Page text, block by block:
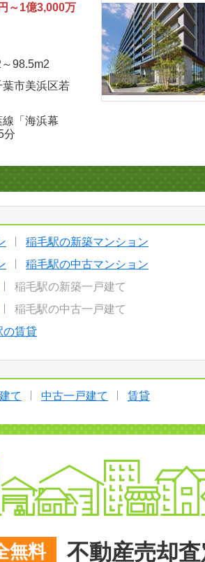
～1億3,000万
～98.5m2
葉市美浜区若
線「海浜幕
分
稲毛駅の新築マンション
稲毛駅の中古マンション
稲毛駅の新築一戸建て
稲毛駅の中古一戸建て
の賃貸
て 中古一戸建て 賃貸
無料 不動産売却査